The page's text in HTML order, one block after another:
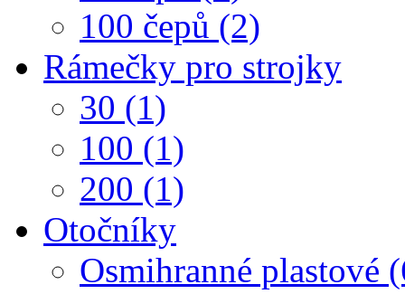
100 čepů (2)
Rámečky pro strojky
30 (1)
100 (1)
200 (1)
Otočníky
Osmihranné plastové